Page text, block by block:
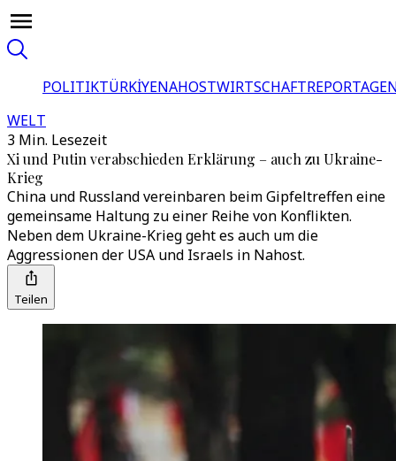
POLITIKTÜRKİYENAHOSTWIRTSCHAFT
WELT
3 Min. Lesezeit
Xi und Putin verabschieden Erklärung – auch zu Ukraine-
Krieg
China und Russland vereinbaren beim Gipfeltreffen eine
gemeinsame Haltung zu einer Reihe von Konflikten.
Neben dem Ukraine-Krieg geht es auch um die
Aggressionen der USA und Israels in Nahost.
Teilen